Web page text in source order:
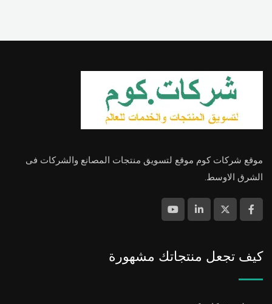
موقع شركات كوم موقع لتسويق منتجات المصانع والشركات فى
الشرق الاوسط.
كيف تجعل منتجاتك مشهورة